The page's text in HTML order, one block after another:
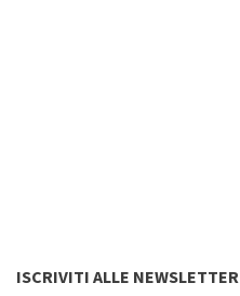
ISCRIVITI ALLE NEWSLETTER